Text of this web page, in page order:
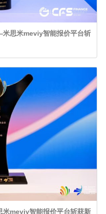
思米meviy智能报价平台斩
meviy智能报价平台斩获新